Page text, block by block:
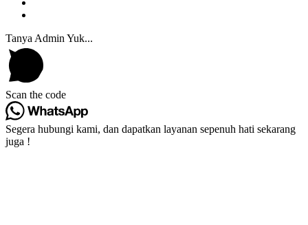
Tanya Admin Yuk...
Scan the code
Segera hubungi kami, dan dapatkan layanan sepenuh hati sekarang
juga !